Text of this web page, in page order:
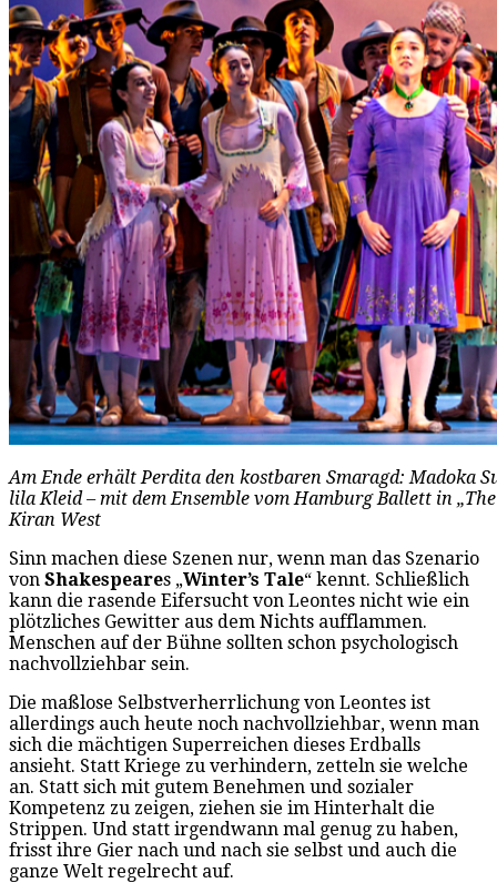
Am Ende erhält Perdita den kostbaren Smaragd: Madoka
lila Kleid – mit dem Ensemble vom Hamburg Ballett in
Kiran West
Sinn machen diese Szenen nur, wenn man das Szenario
von Shakespeares „Winter’s Tale“ kennt. Schließlich
kann die rasende Eifersucht von Leontes nicht wie ein
plötzliches Gewitter aus dem Nichts aufflammen.
Menschen auf der Bühne sollten schon psychologisch
nachvollziehbar sein.
Die maßlose Selbstverherrlichung von Leontes ist
allerdings auch heute noch nachvollziehbar, wenn man
sich die mächtigen Superreichen dieses Erdballs
ansieht. Statt Kriege zu verhindern, zetteln sie welche
an. Statt sich mit gutem Benehmen und sozialer
Kompetenz zu zeigen, ziehen sie im Hinterhalt die
Strippen. Und statt irgendwann mal genug zu haben,
frisst ihre Gier nach und nach sie selbst und auch die
ganze Welt regelrecht auf.